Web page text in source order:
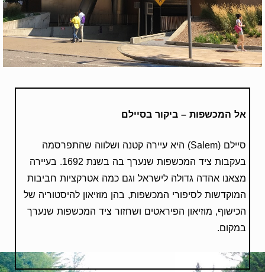
אל המכשפות – ביקור בסיילם
סיילם (Salem) היא עיירה קטנה ושלווה שהתפרסמה
בעקבות ציד המכשפות שנערך בה בשנת 1692. בעיירה
מצאנו אהדה גדולה לישראל וגם כמה אטרקציות חביבות
המוקדשות לסיפורי המכשפות, בהן מוזיאון להיסטוריה של
הכישוף, מוזיאון הפיראטים ושחזור ציד המכשפות שנערך
במקום.